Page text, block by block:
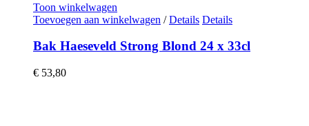
Toon winkelwagen
Toevoegen aan winkelwagen / Details Details
Bak Haeseveld Strong Blond 24 x 33cl
€ 53,80